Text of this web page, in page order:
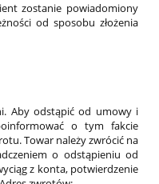
zostanie powiadomiony
od sposobu złożenia
Aby odstąpić od umowy i
o tym fakcie
Towar należy zwrócić na
o odstąpieniu od
z konta, potwierdzenie